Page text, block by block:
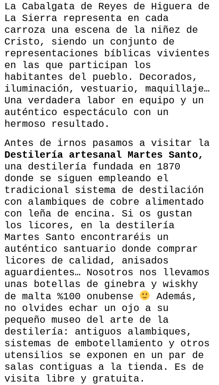
La Cabalgata de Reyes de Higuera de
La Sierra representa en cada
carroza una escena de la niñez de
Cristo, siendo un conjunto de
representaciones bíblicas vivientes
en las que participan los
habitantes del pueblo. Decorados,
iluminación, vestuario, maquillaje…
Una verdadera labor en equipo y un
auténtico espectáculo con un
hermoso resultado.
Antes de irnos pasamos a visitar la
Destilería artesanal Martes Santo,
una destilería fundada en 1870
donde se siguen empleando el
tradicional sistema de destilación
con alambiques de cobre alimentado
con leña de encina. Si os gustan
los licores, en la destilería
Martes Santo encontraréis un
auténtico santuario donde comprar
licores de calidad, anisados
aguardientes… Nosotros nos llevamos
unas botellas de ginebra y wiskhy
de malta %100 onubense
Además,
no olvides echar un ojo a su
pequeño museo del arte de la
destilería: antiguos alambiques,
sistemas de embotellamiento y otros
utensilios se exponen en un par de
salas contiguas a la tienda. Es de
visita libre y gratuita.